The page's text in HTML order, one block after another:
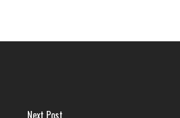
Next Post